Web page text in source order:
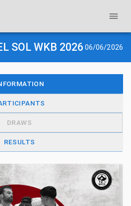
SOL WKB 2026 06/06/2026
DRAWS
RESULTS